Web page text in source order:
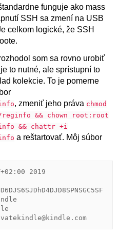
funguje ako mass
SSH sa zmení na USB
celkom logické, že SSH
som sa rovno urobiť
to nutné, ale sprístupní to
kolekcie. To je pomerne
, zmeniť jeho práva chmod
&& chown root:root
&& chattr +i
a reštartovať. Môj súbor
2019